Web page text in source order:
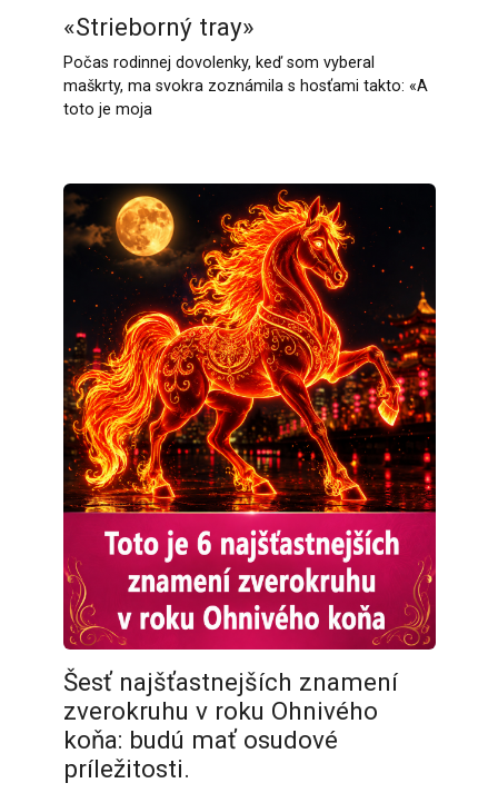
«Strieborný tray»
Počas rodinnej dovolenky, keď som vyberal
maškrty, ma svokra zoznámila s hosťami takto: «A
toto je moja
Šesť najšťastnejších znamení
zverokruhu v roku Ohnivého
koňa: budú mať osudové
príležitosti.